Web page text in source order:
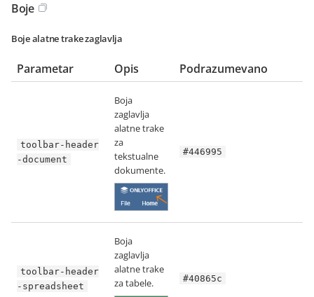
Boje
Boje alatne trake zaglavlja
Parametar Opis Podrazumevano
toolbar-header
-document
Boja
zaglavlja
alatne trake
za
tekstualne
dokumente.
#446995
toolbar-header
-spreadsheet
Boja
zaglavlja
alatne trake
za tabele.
#40865c